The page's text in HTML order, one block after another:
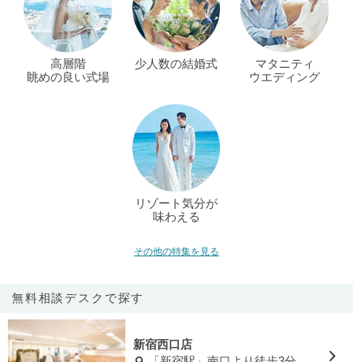
高層階
眺めの良い式場
少人数の結婚式
マタニティ
ウエディング
リゾート気分が
味わえる
その他の特集を見る
無料相談デスクで探す
新宿西口店